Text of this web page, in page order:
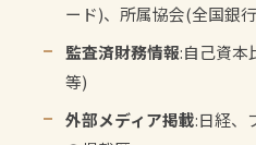
ード)、所属協会(全国銀
監査済財務情報:自己資本
等)
外部メディア掲載:日経、